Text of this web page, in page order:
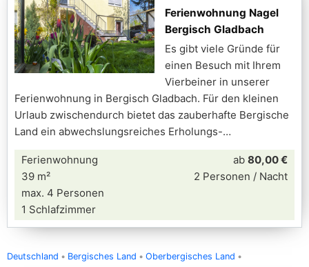
Ferienwohnung Nagel
Bergisch Gladbach
Es gibt viele Gründe für
einen Besuch mit Ihrem
Vierbeiner in unserer
Ferienwohnung in Bergisch Gladbach. Für den kleinen
Urlaub zwischendurch bietet das zauberhafte Bergische
Land ein abwechslungsreiches Erholungs-
Ferienwohnung
39 m²
max. 4 Personen
1 Schlafzimmer
ab 80,00 €
2 Personen / Nacht
Deutschland Bergisches Land
Oberbergisches Land